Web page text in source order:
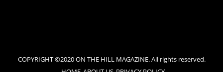
COPYRIGHT ©2020 ON THE HILL MAGAZINE. All rights reserved.